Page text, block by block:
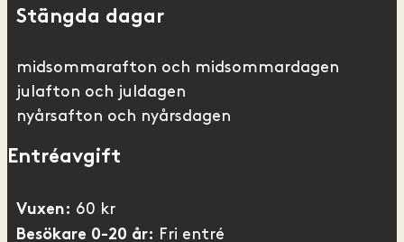
Stängda dagar
midsommarafton och midsommardagen
julafton och juldagen
nyårsafton och nyårsdagen
Entréavgift
Vuxen: 60 kr
Besökare 0-20 år: Fri entré